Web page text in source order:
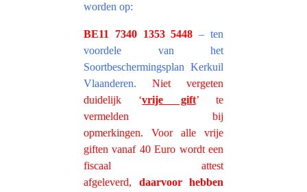
worden op:
BE11 7340 1353 5448 – ten
voordele van het
Soortbeschermingsplan Kerkuil
Vlaanderen. Niet vergeten
duidelijk ‘vrije gift’ te
vermelden bij
opmerkingen. Voor alle vrije
giften vanaf 40 Euro wordt een
fiscaal attest
afgeleverd, daarvoor hebben